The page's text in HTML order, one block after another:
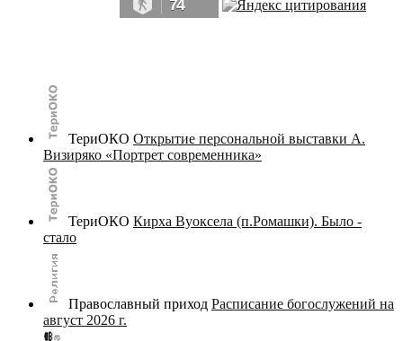
74
ТериОКО Открытие персональной выставки А.
Визиряко «Портрет современника»
ТериОКО Кирха Вуоксела (п.Ромашки). Было -
стало
Православный приход Расписание богослужений на
август 2026 г.